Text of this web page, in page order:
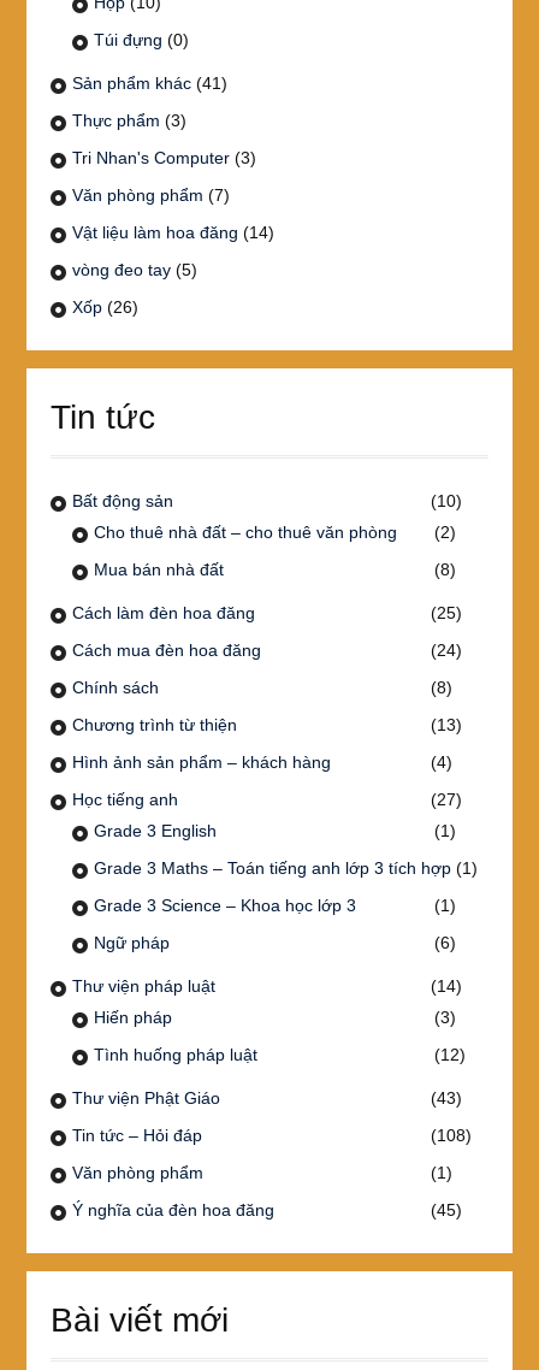
Túi đựng (0)
Sản phẩm khác (41)
Thực phẩm (3)
Tri Nhan's Computer (3)
Văn phòng phẩm (7)
Vật liệu làm hoa đăng (14)
vòng đeo tay (5)
Xốp (26)
Tin tức
Bất động sản
(10)
Cho thuê nhà đất – cho thuê văn phòng
(2)
Mua bán nhà đất
(8)
Cách làm đèn hoa đăng
(25)
Cách mua đèn hoa đăng
(24)
Chính sách
(8)
Chương trình từ thiện
(13)
Hình ảnh sản phẩm – khách hàng
(4)
Học tiếng anh
(27)
Grade 3 English
(1)
Grade 3 Maths – Toán tiếng anh lớp 3 tích hợp(1)
Grade 3 Science – Khoa học lớp 3
(1)
Ngữ pháp
(6)
Thư viện pháp luật
(14)
Hiến pháp
(3)
Tình huống pháp luật
(12)
Thư viện Phật Giáo
(43)
Tin tức – Hỏi đáp
(108)
Văn phòng phẩm
(1)
Ý nghĩa của đèn hoa đăng
(45)
Bài viết mới